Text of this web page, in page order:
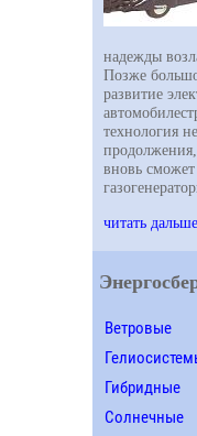
надежды
Позже
развитие
технология
вновь
читать
Ветровые
Гибридные
Солнечные